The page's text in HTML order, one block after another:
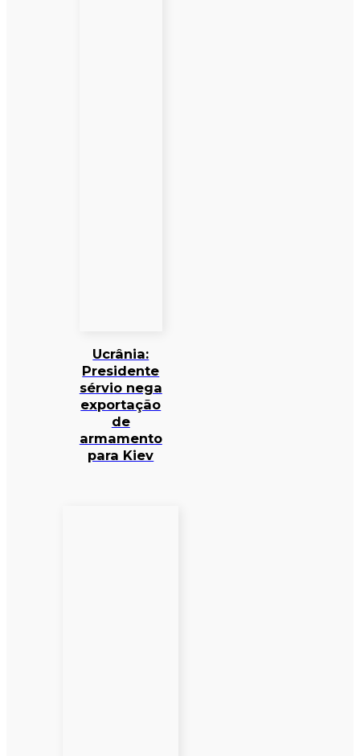
Ucrânia:
Presidente
sérvio nega
exportação
de
armamento
para Kiev